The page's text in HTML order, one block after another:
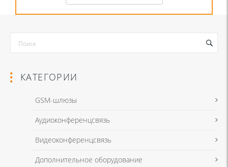
Я даю согласие на обработку моих персональных данных для
связи в соответствии сПолитикой в отношении обработки
КАТЕГОРИИ
GSM-шлюзы
Аудиоконференцсвязь
Видеоконференцсвязь
Дополнительное оборудование